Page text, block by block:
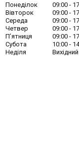
Понеділок 09:00
Вівторок
09:00
Середа
09:00
Четвер
09:00
Пʼятниця
09:00
Субота
10:00
Неділя
Вихідний